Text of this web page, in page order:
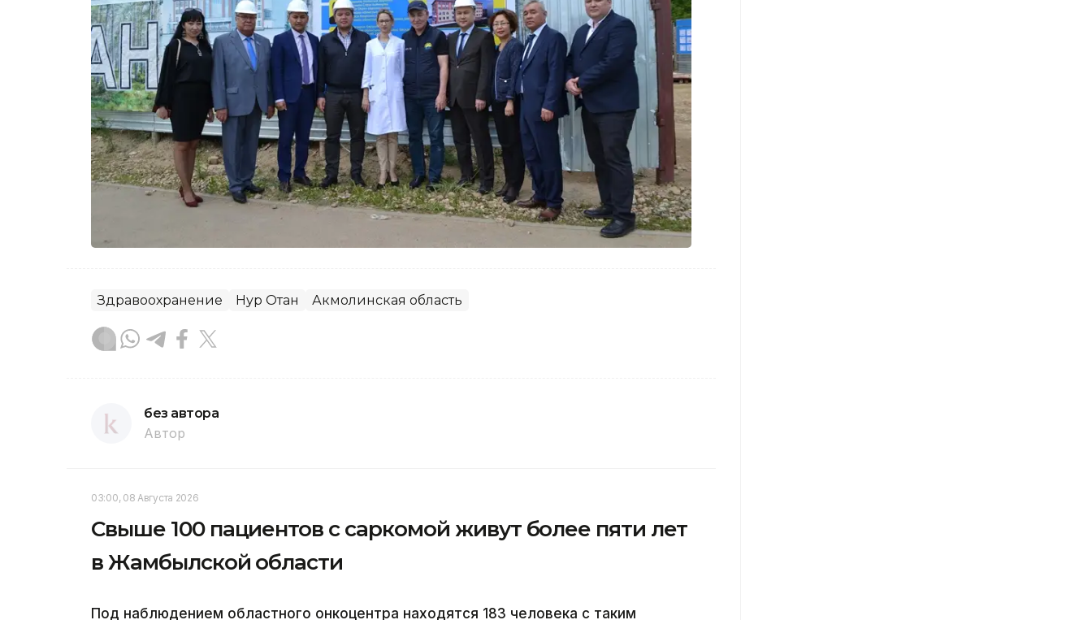
Здравоохранение Нур Отан Акмолинская область
без автора
Автор
03:00, 08 Августа 2026
Свыше 100 пациентов с саркомой живут более пяти лет
в Жамбылской области
Под наблюдением областного онкоцентра находятся 183 человека с таким